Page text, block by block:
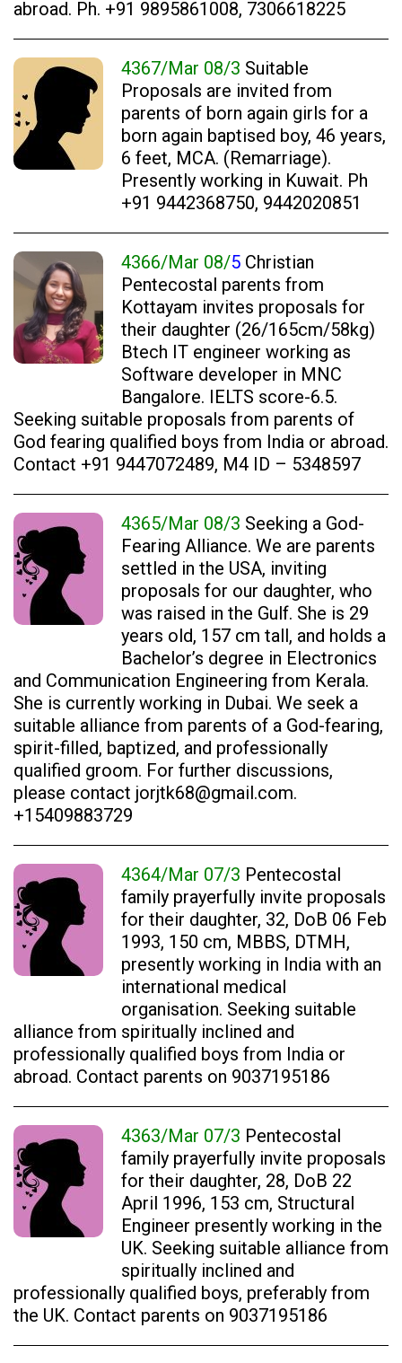
abroad. Ph. +91 9895861008, 7306618225
4367/Mar 08/3 Suitable
Proposals are invited from
parents of born again girls for a
born again baptised boy, 46 years,
6 feet, MCA. (Remarriage).
Presently working in Kuwait. Ph
+91 9442368750, 9442020851
4366/Mar 08/5 Christian
Pentecostal parents from
Kottayam invites proposals for
their daughter (26/165cm/58kg)
Btech IT engineer working as
Software developer in MNC
Bangalore. IELTS score-6.5.
Seeking suitable proposals from parents of
God fearing qualified boys from India or abroad.
Contact +91 9447072489, M4 ID – 5348597
4365/Mar 08/3 Seeking a God-
Fearing Alliance. We are parents
settled in the USA, inviting
proposals for our daughter, who
was raised in the Gulf. She is 29
years old, 157 cm tall, and holds a
Bachelor’s degree in Electronics
and Communication Engineering from Kerala.
She is currently working in Dubai. We seek a
suitable alliance from parents of a God-fearing,
spirit-filled, baptized, and professionally
qualified groom. For further discussions,
please contact jorjtk68@gmail.com.
+15409883729
4364/Mar 07/3 Pentecostal
family prayerfully invite proposals
for their daughter, 32, DoB 06 Feb
1993, 150 cm, MBBS, DTMH,
presently working in India with an
international medical
organisation. Seeking suitable
alliance from spiritually inclined and
professionally qualified boys from India or
abroad. Contact parents on 9037195186
4363/Mar 07/3 Pentecostal
family prayerfully invite proposals
for their daughter, 28, DoB 22
April 1996, 153 cm, Structural
Engineer presently working in the
UK. Seeking suitable alliance from
spiritually inclined and
professionally qualified boys, preferably from
the UK. Contact parents on 9037195186